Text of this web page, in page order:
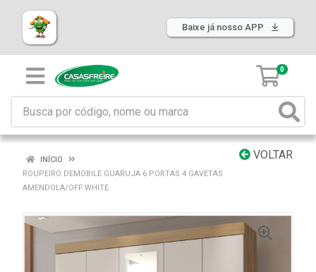
Baixe já nosso APP
0
VOLTAR
INÍCIO
ROUPEIRO DEMOBILE GUARUJA 6 PORTAS 4 GAVETAS
AMENDOLA/OFF WHITE